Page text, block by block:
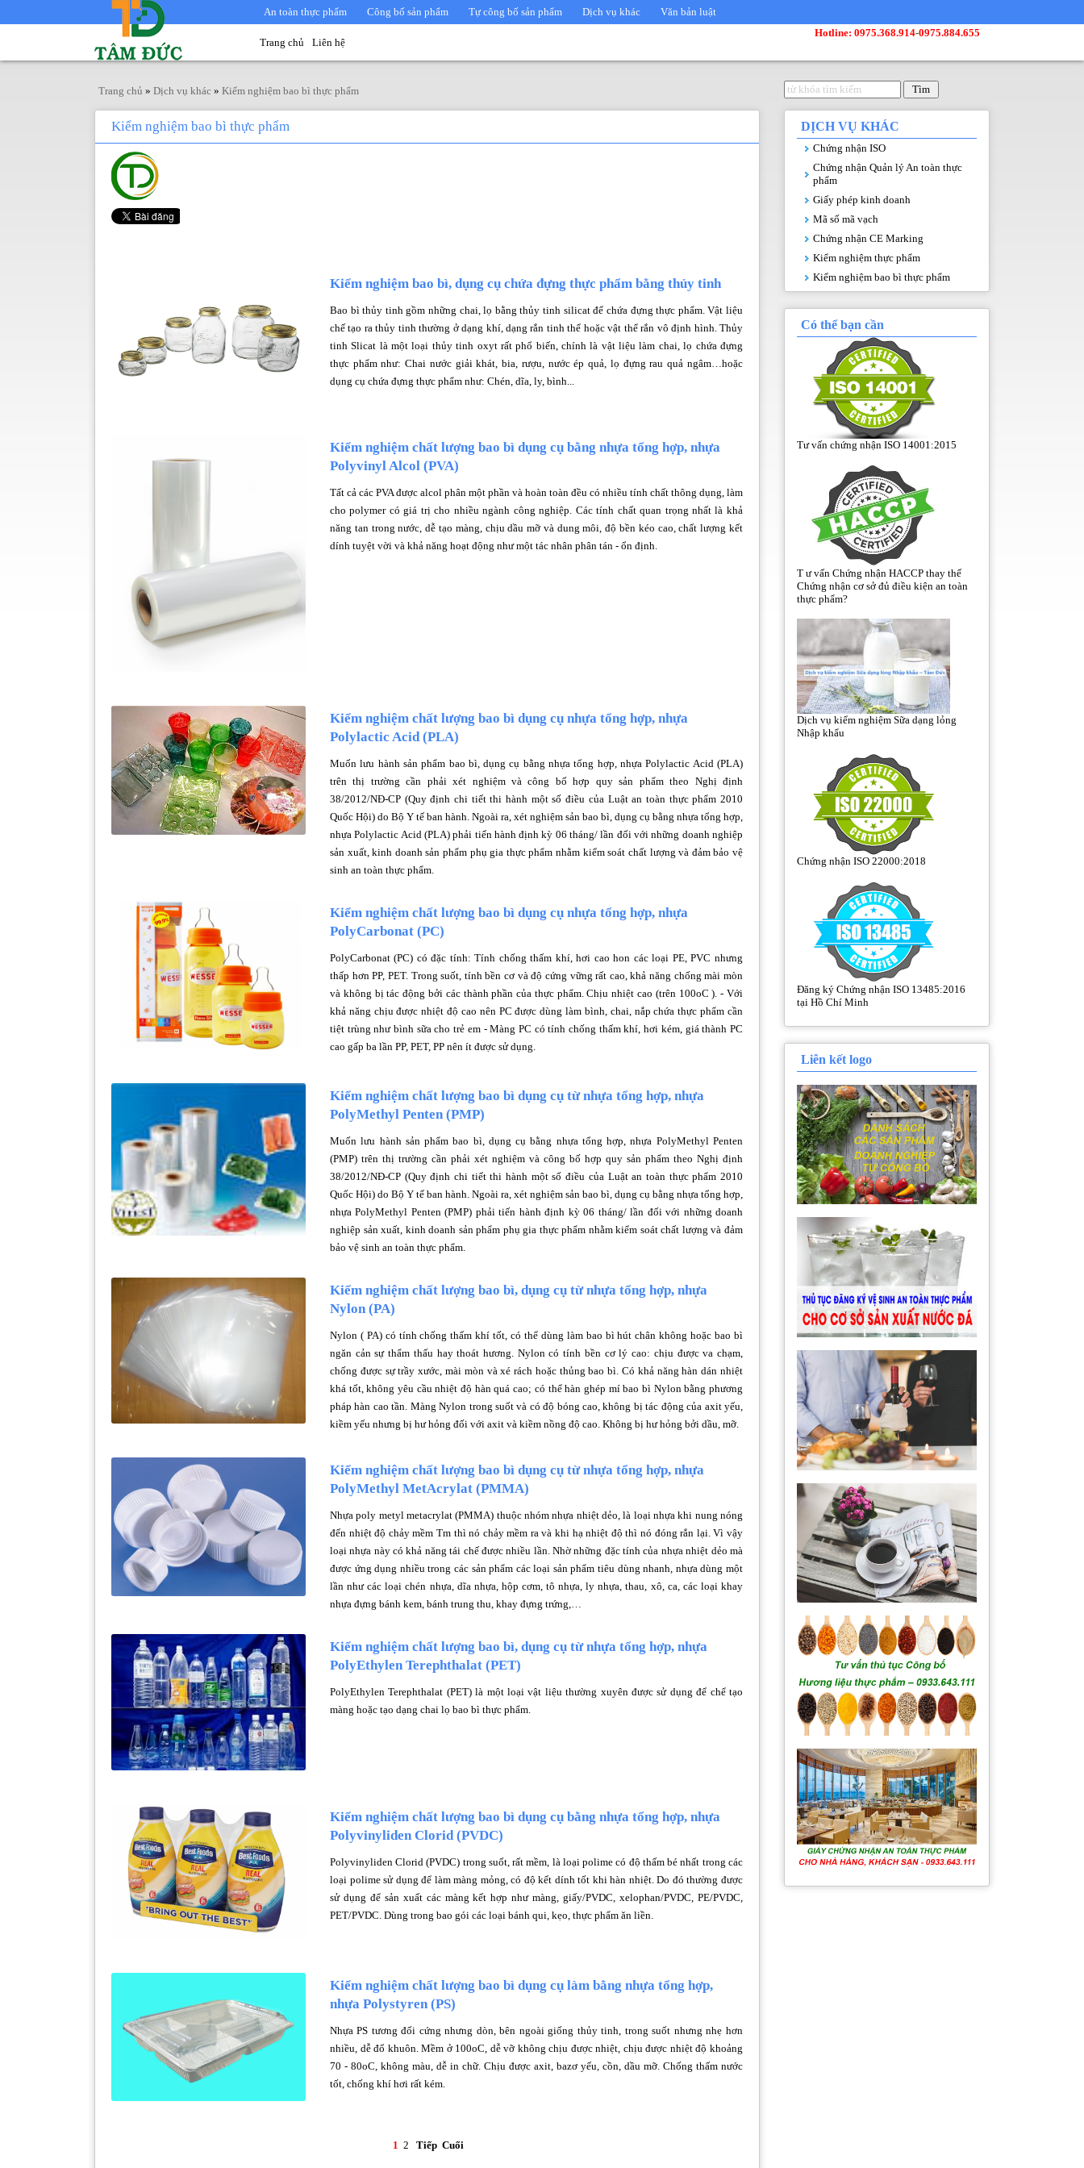
Hotline: 0975.368.914-0975.884.655
An toàn thực phẩm Công bố sản phẩm Tự công bố sản phẩm Dịch vụ khác Văn bản luật
Trang chủ Liên hệ
Trang chủ » Dịch vụ khác » Kiểm nghiệm bao bì thực phẩm
Kiểm nghiệm bao bì thực phẩm
Kiểm nghiệm bao bì, dụng cụ chứa đựng thực phẩm bằng thủy tinh
Bao bì thủy tinh gồm những chai, lọ bằng thủy tinh silicat để chứa đựng thực phẩm. Vật liệu
chế tạo ra thủy tinh thường ở dạng khí, dạng rắn tinh thể hoặc vật thể rắn vô định hình. Thủy
tinh Slicat là một loại thủy tinh oxyt rất phổ biến, chính là vật liệu làm chai, lọ chứa đựng
thực phẩm như: Chai nước giải khát, bia, rượu, nước ép quả, lọ đựng rau quả ngâm…hoặc
dụng cụ chứa đựng thực phẩm như: Chén, dĩa, ly, bình...
Kiểm nghiệm chất lượng bao bì dụng cụ bằng nhựa tổng hợp, nhựa
Polyvinyl Alcol (PVA)
Tất cả các PVA được alcol phân một phần và hoàn toàn đều có nhiều tính chất thông dụng, làm
cho polymer có giá trị cho nhiều ngành công nghiệp. Các tính chất quan trọng nhất là khả
năng tan trong nước, dễ tạo màng, chịu dầu mỡ và dung môi, độ bền kéo cao, chất lượng kết
dính tuyệt vời và khả năng hoạt động như một tác nhân phân tán - ổn định.
Kiểm nghiệm chất lượng bao bì dụng cụ nhựa tổng hợp, nhựa
Polylactic Acid (PLA)
Muốn lưu hành sản phẩm bao bì, dụng cụ bằng nhựa tổng hợp, nhựa Polylactic Acid (PLA)
trên thị trường cần phải xét nghiệm và công bố hợp quy sản phẩm theo Nghị định
38/2012/NĐ-CP (Quy định chi tiết thi hành một số điều của Luật an toàn thực phẩm 2010
Quốc Hội) do Bộ Y tế ban hành. Ngoài ra, xét nghiệm sản bao bì, dụng cụ bằng nhựa tổng hợp,
nhựa Polylactic Acid (PLA) phải tiến hành định kỳ 06 tháng/ lần đối với những doanh nghiệp
sản xuất, kinh doanh sản phẩm phụ gia thực phẩm nhằm kiểm soát chất lượng và đảm bảo vệ
sinh an toàn thực phẩm.
Kiểm nghiệm chất lượng bao bì dụng cụ nhựa tổng hợp, nhựa
PolyCarbonat (PC)
PolyCarbonat (PC) có đặc tính: Tính chống thấm khí, hơi cao hon các loại PE, PVC nhưng
thấp hơn PP, PET. Trong suốt, tính bền cơ và độ cứng vững rất cao, khả năng chống mài mòn
và không bị tác động bởi các thành phần của thực phẩm. Chịu nhiệt cao (trên 100oC ). - Với
khả năng chịu được nhiệt độ cao nên PC được dùng làm bình, chai, nắp chứa thực phẩm cần
tiệt trùng như bình sữa cho trẻ em - Màng PC có tính chống thấm khí, hơi kém, giá thành PC
cao gấp ba lần PP, PET, PP nên ít được sử dụng.
Kiểm nghiệm chất lượng bao bì dụng cụ từ nhựa tổng hợp, nhựa
PolyMethyl Penten (PMP)
Muốn lưu hành sản phẩm bao bì, dụng cụ bằng nhựa tổng hợp, nhựa PolyMethyl Penten
(PMP) trên thị trường cần phải xét nghiệm và công bố hợp quy sản phẩm theo Nghị định
38/2012/NĐ-CP (Quy định chi tiết thi hành một số điều của Luật an toàn thực phẩm 2010
Quốc Hội) do Bộ Y tế ban hành. Ngoài ra, xét nghiệm sản bao bì, dụng cụ bằng nhựa tổng hợp,
nhựa PolyMethyl Penten (PMP) phải tiến hành định kỳ 06 tháng/ lần đối với những doanh
nghiệp sản xuất, kinh doanh sản phẩm phụ gia thực phẩm nhằm kiểm soát chất lượng và đảm
bảo vệ sinh an toàn thực phẩm.
Kiểm nghiệm chất lượng bao bì, dụng cụ từ nhựa tổng hợp, nhựa
Nylon (PA)
Nylon ( PA) có tính chống thấm khí tốt, có thể dùng làm bao bì hút chân không hoặc bao bì
ngăn cản sự thẩm thấu hay thoát hương. Nylon có tính bền cơ lý cao: chịu được va chạm,
chống được sự trầy xước, mài mòn và xé rách hoặc thủng bao bì. Có khả năng hàn dán nhiệt
khá tốt, không yêu cầu nhiệt độ hàn quá cao; có thể hàn ghép mí bao bì Nylon bằng phương
pháp hàn cao tần. Màng Nylon trong suốt và có độ bóng cao, không bị tác động của axit yếu,
kiềm yếu nhưng bị hư hỏng đối với axit và kiềm nồng độ cao. Không bị hư hỏng bởi dầu, mỡ.
Kiểm nghiệm chất lượng bao bì dụng cụ từ nhựa tổng hợp, nhựa
PolyMethyl MetAcrylat (PMMA)
Nhựa poly metyl metacrylat (PMMA) thuộc nhóm nhựa nhiệt dẻo, là loại nhựa khi nung nóng
đến nhiệt độ chảy mềm Tm thì nó chảy mềm ra và khi hạ nhiệt độ thì nó đóng rắn lại. Vì vậy
loại nhựa này có khả năng tái chế được nhiều lần. Nhờ những đặc tính của nhựa nhiệt dẻo mà
được ứng dụng nhiều trong các sản phẩm các loại sản phẩm tiêu dùng nhanh, nhựa dùng một
lần như các loại chén nhựa, dĩa nhựa, hộp cơm, tô nhựa, ly nhựa, thau, xô, ca, các loại khay
nhựa đựng bánh kem, bánh trung thu, khay đựng trứng,…
Kiểm nghiệm chất lượng bao bì, dụng cụ từ nhựa tổng hợp, nhựa
PolyEthylen Terephthalat (PET)
PolyEthylen Terephthalat (PET) là một loại vật liệu thường xuyên được sử dụng để chể tạo
màng hoặc tạo dạng chai lọ bao bì thực phẩm.
Kiểm nghiệm chất lượng bao bì dụng cụ bằng nhựa tổng hợp, nhựa
Polyvinyliden Clorid (PVDC)
Polyvinyliden Clorid (PVDC) trong suốt, rất mềm, là loại polime có độ thấm bé nhất trong các
loại polime sử dụng để làm màng mỏng, có độ kết dính tốt khi hàn nhiệt. Do đó thường được
sử dụng để sản xuất các màng kết hợp như màng, giấy/PVDC, xelophan/PVDC, PE/PVDC,
PET/PVDC. Dùng trong bao gói các loại bánh qui, kẹo, thực phẩm ăn liền.
Kiểm nghiệm chất lượng bao bì dụng cụ làm bằng nhựa tổng hợp,
nhựa Polystyren (PS)
Nhựa PS tương đối cứng nhưng dòn, bên ngoài giống thủy tinh, trong suốt nhưng nhẹ hơn
nhiều, dễ đổ khuôn. Mềm ở 100oC, dễ vỡ không chịu được nhiệt, chịu được nhiệt độ khoảng
70 - 80oC, không màu, dễ in chữ. Chịu được axit, bazơ yếu, cồn, dầu mỡ. Chống thấm nước
tốt, chống khí hơi rất kém.
1 2 Tiếp Cuối
DỊCH VỤ KHÁC
Chứng nhận ISO
Chứng nhận Quản lý An toàn thực
phẩm
Giấy phép kinh doanh
Mã số mã vạch
Chứng nhận CE Marking
Kiểm nghiệm thực phẩm
Kiểm nghiệm bao bì thực phẩm
Có thể bạn cần
Tư vấn chứng nhận ISO 14001:2015
T ư vấn Chứng nhận HACCP thay thế
Chứng nhận cơ sở đủ điều kiện an toàn
thực phẩm?
Dịch vụ kiểm nghiệm Sữa dạng lỏng
Nhập khẩu
Chứng nhận ISO 22000:2018
Đăng ký Chứng nhận ISO 13485:2016
tại Hồ Chí Minh
Liên kết logo